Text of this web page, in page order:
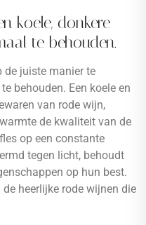
koele, donkere
te behouden.
de juiste manier te
behouden. Een koele en
van rode wijn,
de kwaliteit van de
op een constante
tegen licht, behoudt
op hun best.
heerlijke rode wijnen die